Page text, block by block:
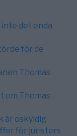
inte det enda
för de
Thomas
om Thomas
är oskyldig
för juristers